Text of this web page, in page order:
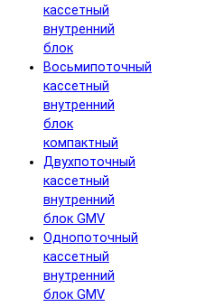
кассетный
внутренний
блок
Восьмипоточный
кассетный
внутренний
блок
компактный
Двухпоточный
кассетный
внутренний
блок GMV
Однопоточный
кассетный
внутренний
блок GMV